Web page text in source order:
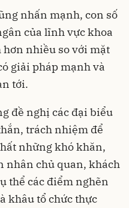
nhấn mạnh, con số
của lĩnh vực khoa
hơn nhiều so với mặt
giải pháp mạnh và
tới.
đề nghị các đại biểu
trách nhiệm để
những khó khăn,
nhân chủ quan, khách
thể các điểm nghẽn
khâu tổ chức thực